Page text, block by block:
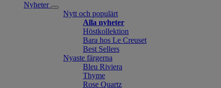
Nyheter
Nytt och populärt
Alla nyheter
Höstkollektion
Bara hos Le Creuset
Best Sellers
Nyaste färgerna
Bleu Riviera
Thyme
Rose Quartz